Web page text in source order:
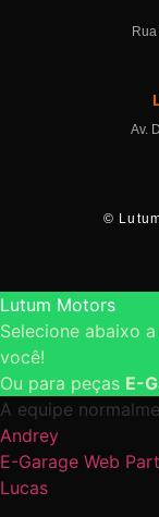
Av.
©
Lutum Motors
Selecione abaixo
você!
Ou para peças E-
A equipe
Andrey
E-Garage Web
Lucas